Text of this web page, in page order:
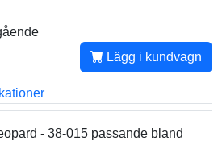
Lägg i kundvagn
- 38-015 passande bland